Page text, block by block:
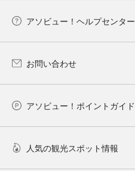
アソビュー！ヘルプセンター
お問い合わせ
アソビュー！ポイントガイド
人気の観光スポット情報